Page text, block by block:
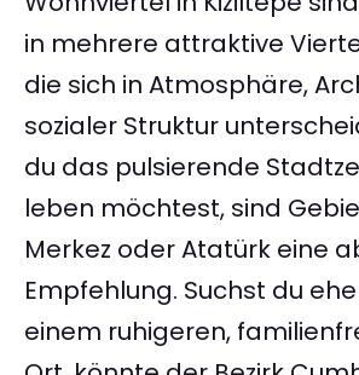
in mehrere attraktive
die sich in Atmosphäre,
sozialer Struktur
du das pulsierende
leben möchtest, sind
Merkez oder Atatürk eine
Empfehlung. Suchst du
einem ruhigeren,